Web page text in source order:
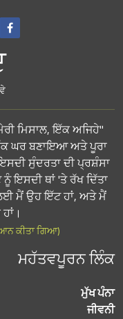
ਮਿਸਾਲ, ਇੱਕ ਅਜਿਹੇ
ਘਰ ਬਣਾਇਆ ਅਤੇ ਪੂਰਾ
ਸੁੰਦਰਤਾ ਦੀ ਪ੍ਰਸ਼ੰਸਾ
ਥਾਂ 'ਤੇ ਰੱਖ ਦਿੱਤਾ
ਮੈਂ ਉਹ ਇੱਟ ਹਾਂ, ਅਤੇ ਮੈਂ
(ਬੁਖਾਰੀ 4.734, 4.735 ਦੁਆਰਾ ਬਿਆਨ ਕੀਤਾ ਗਿਆ)
ਮਹੱਤਵਪੂਰਨ ਲਿੰਕ
ਮੁੱਖ ਪੰਨਾ
ਜੀਵਨੀ